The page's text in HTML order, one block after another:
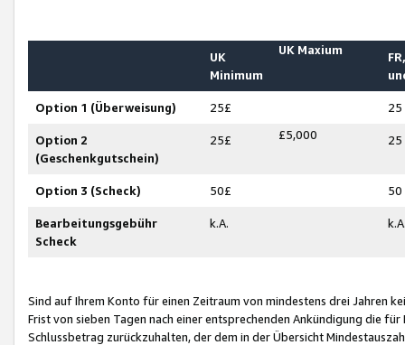
UK
Minimum
UK Maxium
Option 1 (Überweisung) 25£ 25
Option 2
(Geschenkgutschein)
25£ £5,000 25
Option 3 (Scheck) 50£ 50
Bearbeitungsgebühr
Scheck
k.A.
Sind auf Ihrem Konto für einen Zeitraum von mindestens drei Jahren
Frist von sieben Tagen nach einer entsprechenden Ankündigung die
Schlussbetrag zurückzuhalten, der dem in der Übersicht